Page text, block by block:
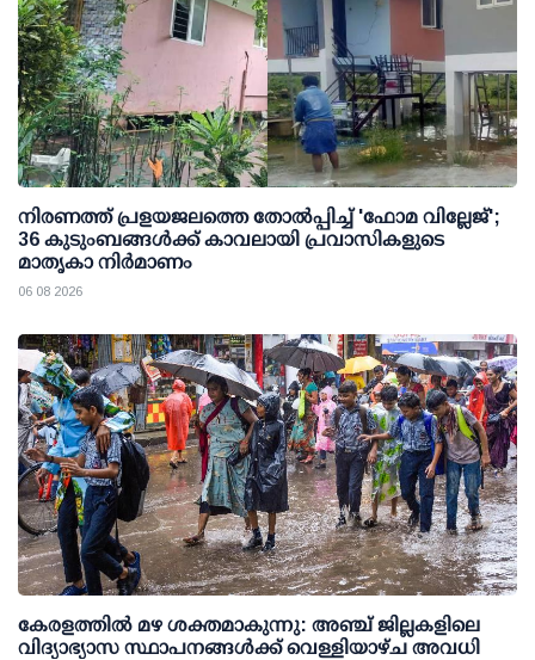
നിരണത്ത് പ്രളയജലത്തെ തോല്‍പ്പിച്ച് 'ഫോമ വില്ലേജ്';
36 കുടുംബങ്ങള്‍ക്ക് കാവലായി പ്രവാസികളുടെ
മാതൃകാ നിര്‍മാണം
06 08 2026
കേരളത്തില്‍ മഴ ശക്തമാകുന്നു: അഞ്ച് ജില്ലകളിലെ
വിദ്യാഭ്യാസ സ്ഥാപനങ്ങള്‍ക്ക് വെള്ളിയാഴ്ച അവധി